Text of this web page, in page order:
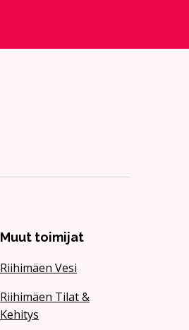
Muut toimijat
Riihimäen Vesi
Riihimäen Tilat &
Kehitys